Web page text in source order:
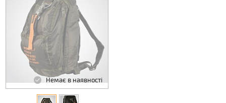
Немає в наявності